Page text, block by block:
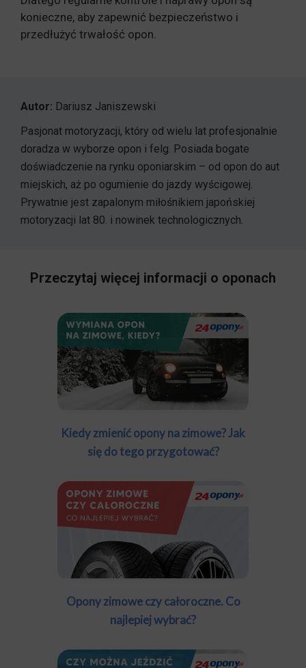
konieczne, aby zapewnić bezpieczeństwo i
przedłużyć trwałość opon.
Autor: Dariusz Janiszewski
Pasjonat motoryzacji, który od wielu lat profesjonalnie
doradza w wyborze opon i felg. Posiada bogate
doświadczenie na rynku oponiarskim – od opon do aut
miejskich, aż po ogumienie do jazdy wyścigowej.
Prywatnie jest zapalonym miłośnikiem japońskiej
motoryzacji lat 80. i nowinek technologicznych.
Przeczytaj więcej informacji o oponach
Kiedy zmienić opony na zimowe? Jak
się do tego przygotować?
Opony zimowe czy całoroczne. Co
najlepiej wybrać?